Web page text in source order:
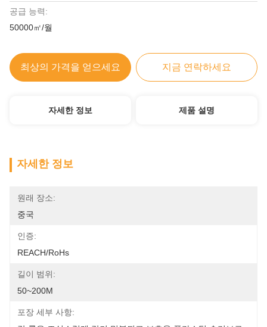
공급 능력:
50000㎡/월
최상의 가격을 얻으세요 지금 연락하세요
자세한 정보 제품 설명
자세한 정보
원래 장소:
중국
인증:
REACH/RoHs
길이 범위:
50~200M
포장 세부 사항: